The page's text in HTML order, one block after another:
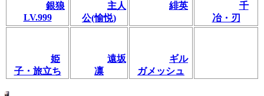
銀狼
LV.999
主人
公(愉悦)
緋英
千
冶・刃
姫
子・旅立ち
遠坂
凛
ギル
ガメッシュ